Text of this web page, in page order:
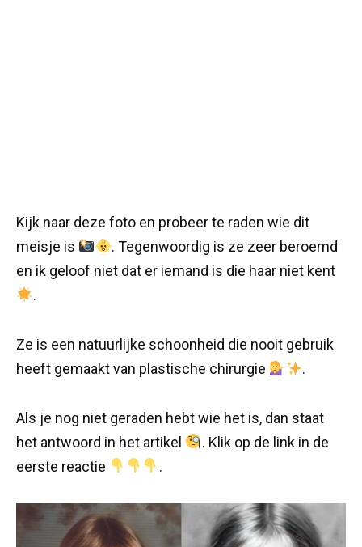
Kijk naar deze foto en probeer te raden wie dit
meisje is
. Tegenwoordig is ze zeer beroemd
en ik geloof niet dat er iemand is die haar niet kent
.
Ze is een natuurlijke schoonheid die nooit gebruik
heeft gemaakt van plastische chirurgie
.
Als je nog niet geraden hebt wie het is, dan staat
het antwoord in het artikel
. Klik op de link in de
eerste reactie
.